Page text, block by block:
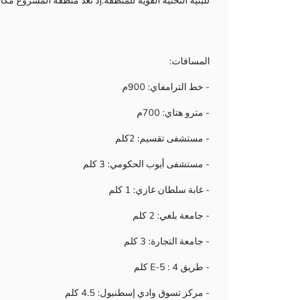
المسافات:
- خط الترامفاي: 900م
- مترو هتاي: 700م
- مستشفى تقسيم: 2كلم
- مستشفى أيوب الحكومي: 3 كلم
- غابة سلطان غازي: 1 كلم
- جامعة بلغي: 2 كلم
- جامعة التجارة: 3 كلم
- طريق E-5 : 4 كلم
- مركز تسوق وادي إسطنبول: 4.5 كلم